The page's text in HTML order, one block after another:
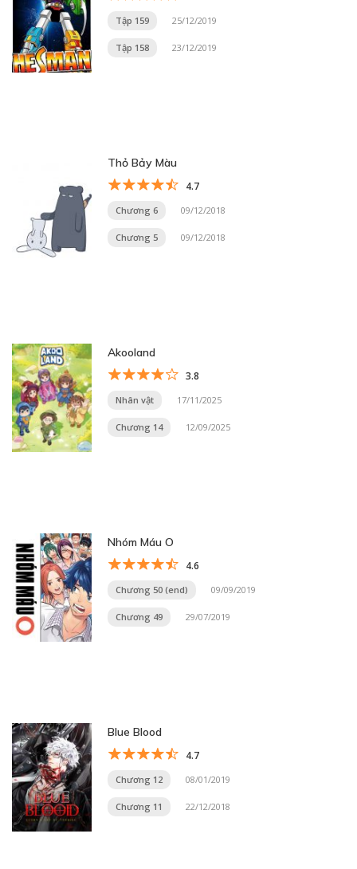
Tập 159 25/12/2019
Tập 158 23/12/2019
Thỏ Bảy Màu
4.7
Chương 6 09/12/2018
Chương 5 09/12/2018
Akooland
3.8
Nhân vật 17/11/2025
Chương 14 12/09/2025
Nhóm Máu O
4.6
Chương 50 (end) 09/09/2019
Chương 49 29/07/2019
Blue Blood
4.7
Chương 12 08/01/2019
Chương 11 22/12/2018